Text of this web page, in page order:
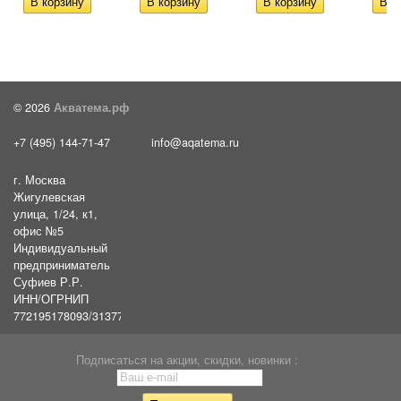
© 2026 Акватема.рф
+7 (495) 144-71-47 info@aqatema.ru
г. Москва
Жигулевская
улица, 1/24, к1,
офис №5
Индивидуальный
предприниматель
Суфиев Р.Р.
ИНН/ОГРНИП
772195178093/31377461610054
Подписаться на акции, скидки, новинки :